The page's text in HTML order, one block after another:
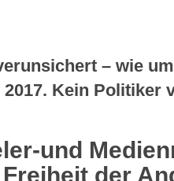
– wie
2017. Kein Politiker
und
der